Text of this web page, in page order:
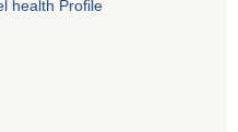
health Profile